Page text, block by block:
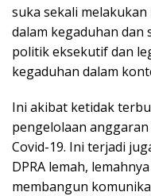
suka sekali
dalam kegaduhan dan
politik eksekutif dan
kegaduhan dalam
Ini akibat ketidak
pengelolaan
Covid-19. Ini terjadi
DPRA lemah,
membangun